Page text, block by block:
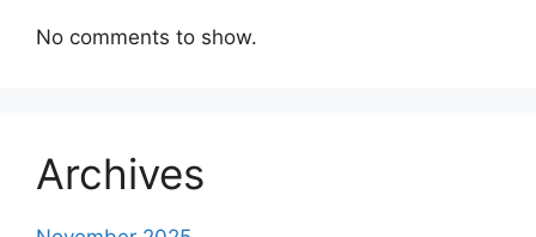
No comments to show.
Archives